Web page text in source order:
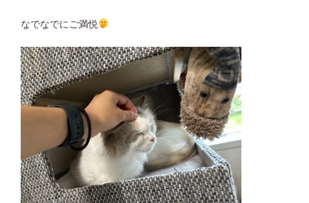
なでなでにご満悦